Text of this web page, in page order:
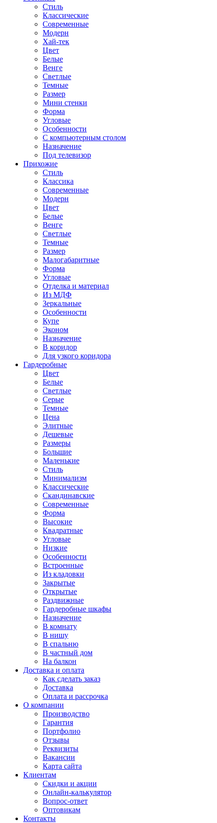
Стиль
Классические
Современные
Модерн
Хай-тек
Цвет
Белые
Венге
Светлые
Темные
Размер
Мини стенки
Форма
Угловые
Особенности
С компьютерным столом
Назначение
Под телевизор
Прихожие
Стиль
Классика
Современные
Модерн
Цвет
Белые
Венге
Светлые
Темные
Размер
Малогабаритные
Форма
Угловые
Отделка и материал
Из МДФ
Зеркальные
Особенности
Купе
Эконом
Назначение
В коридор
Для узкого коридора
Гардеробные
Цвет
Белые
Светлые
Серые
Темные
Цена
Элитные
Дешевые
Размеры
Большие
Маленькие
Стиль
Минимализм
Классические
Скандинавские
Современные
Форма
Высокие
Квадратные
Угловые
Низкие
Особенности
Встроенные
Из кладовки
Закрытые
Открытые
Раздвижные
Гардеробные шкафы
Назначение
В комнату
В нишу
В спальню
В частный дом
На балкон
Доставка и оплата
Как сделать заказ
Доставка
Оплата и рассрочка
О компании
Производство
Гарантия
Портфолио
Отзывы
Реквизиты
Вакансии
Карта сайта
Клиентам
Скидки и акции
Онлайн-калькулятор
Вопрос-ответ
Оптовикам
Контакты